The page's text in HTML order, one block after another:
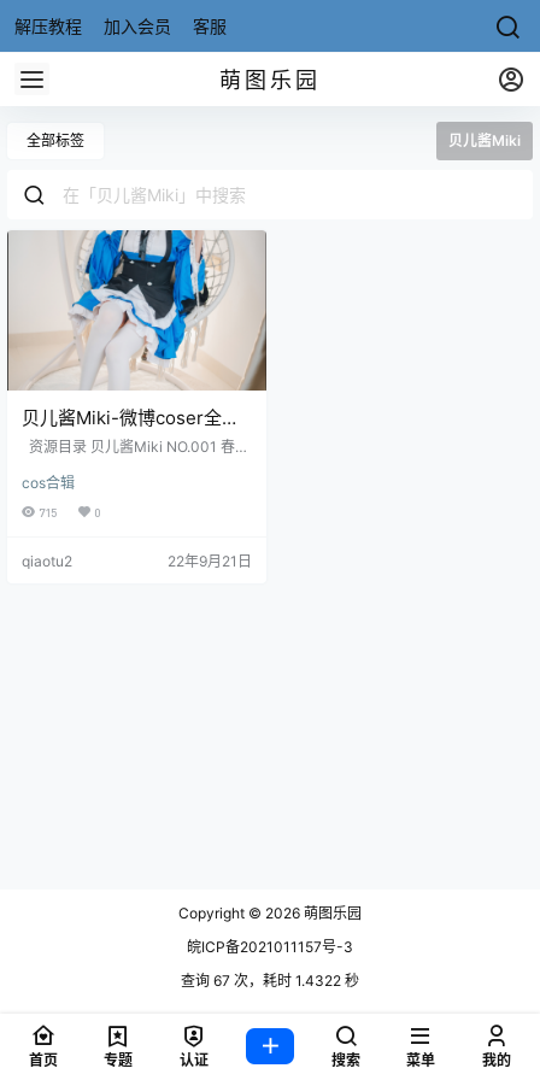
解压教程 加入会员 客服
萌图乐园
全部标签 贝儿酱Miki
贝儿酱Miki-微博coser全部
作品[写真合集][持续更新]
002 粉色兔女郎 [25P-381MB] 202
2.06.18日更新： 贝儿酱Miki NO.00
cos合辑
715 0
qiaotu2 22年9月21日
Copyright © 2026 萌图乐园
皖ICP备2021011157号-3
查询 67 次，耗时 1.4322 秒
首页 专题 认证 搜索 菜单 我的